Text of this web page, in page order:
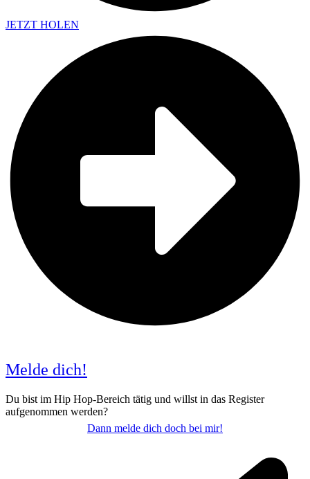
JETZT HOLEN
Melde dich!
Du bist im Hip Hop-Bereich tätig und willst in das Register
aufgenommen werden?
Dann melde dich doch bei mir!